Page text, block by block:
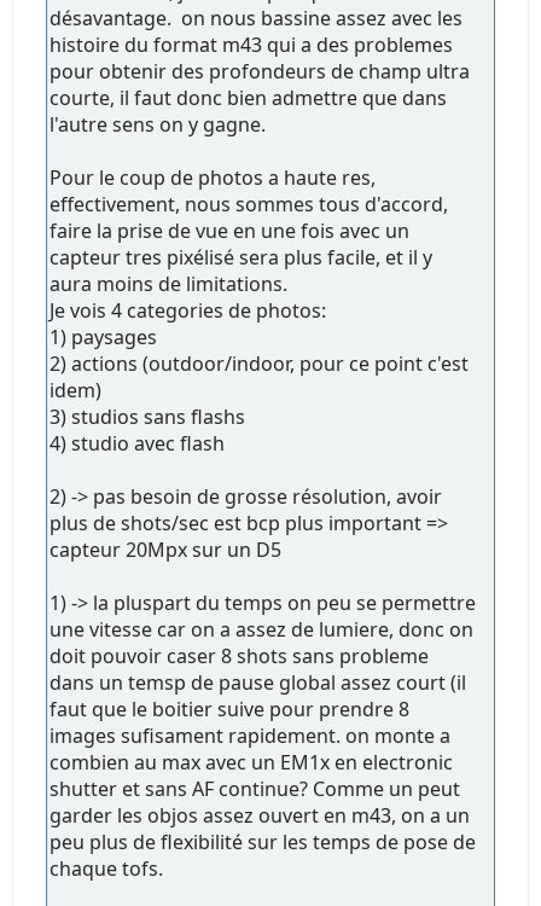
désavantage. on nous bassine assez avec les
histoire du format m43 qui a des problemes
pour obtenir des profondeurs de champ ultra
courte, il faut donc bien admettre que dans
l'autre sens on y gagne.
Pour le coup de photos a haute res,
effectivement, nous sommes tous d'accord,
faire la prise de vue en une fois avec un
capteur tres pixélisé sera plus facile, et il y
aura moins de limitations.
Je vois 4 categories de photos:
1) paysages
2) actions (outdoor/indoor, pour ce point c'est
idem)
3) studios sans flashs
4) studio avec flash
2) -> pas besoin de grosse résolution, avoir
plus de shots/sec est bcp plus important =>
capteur 20Mpx sur un D5
1) -> la pluspart du temps on peu se permettre
une vitesse car on a assez de lumiere, donc on
doit pouvoir caser 8 shots sans probleme
dans un temsp de pause global assez court (il
faut que le boitier suive pour prendre 8
images sufisament rapidement. on monte a
combien au max avec un EM1x en electronic
shutter et sans AF continue? Comme un peut
garder les objos assez ouvert en m43, on a un
peu plus de flexibilité sur les temps de pose de
chaque tofs.